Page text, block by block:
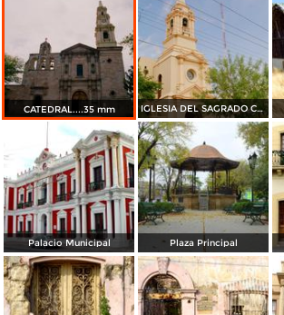
CATEDRAL....35 mm IGLESIA DEL SAGRADO CORAZON
Palacio Municipal Plaza Principal